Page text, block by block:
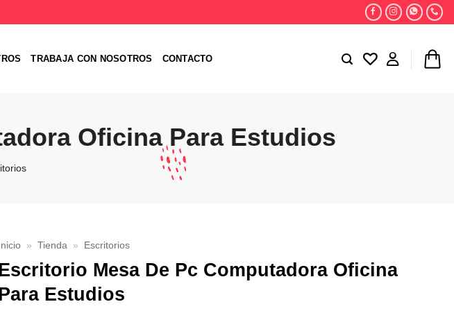
TRABAJA CON NOSOTROS CONTACTO
Oficina Para Estudios
Inicio » Tienda » Escritorios
Mesa De Pc Computadora Oficina
Estudios